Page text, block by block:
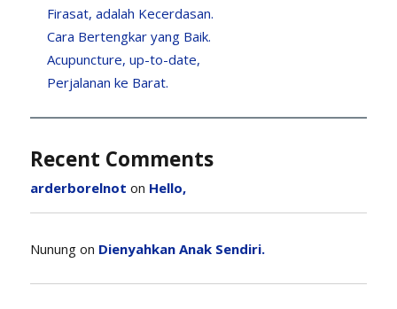
Firasat, adalah Kecerdasan.
Cara Bertengkar yang Baik.
Acupuncture, up-to-date,
Perjalanan ke Barat.
Recent Comments
arderborelnot on Hello,
Nunung on Dienyahkan Anak Sendiri.